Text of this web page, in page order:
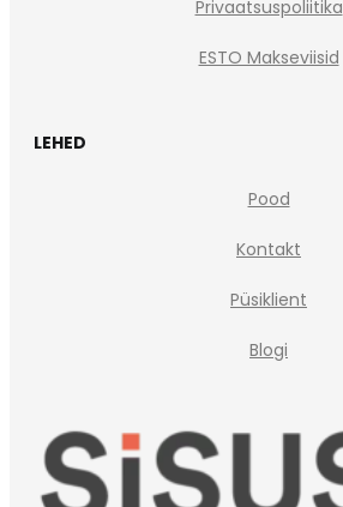
Privaatsuspoliitika
ESTO Makseviisid
LEHED
Pood
Kontakt
Püsiklient
Blogi